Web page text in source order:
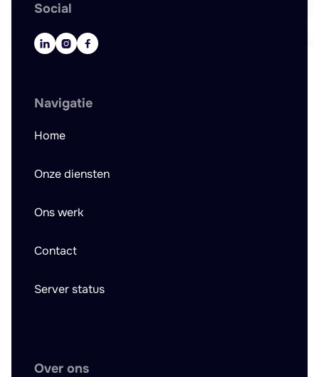
Social
  
Navigatie
Home
Onze diensten
Ons werk
Contact
Server status
Over ons